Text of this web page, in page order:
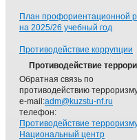
План профориентационной
на 2025/26 учебный год
Противодействие коррупции
Противодействие
Обратная связь по
противодействию
e-mail:adm@kuzstu-nf.ru
телефон:
Противодействие
Национальный центр